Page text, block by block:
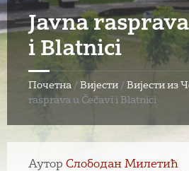
Javna
i Blatnici
Почетна / Вијести / Вијести из
rasprava u Čečavi i Blatnici
Аутор Слободан Милетић